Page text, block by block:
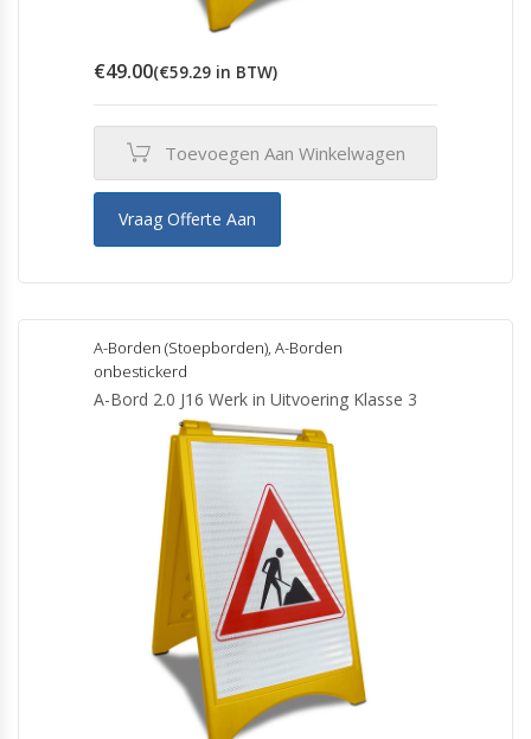
€49.00(€59.29 in BTW)
Toevoegen Aan Winkelwagen
Vraag Offerte Aan
A-Borden (Stoepborden), A-Borden
onbestickerd
A-Bord 2.0 J16 Werk in Uitvoering Klasse 3